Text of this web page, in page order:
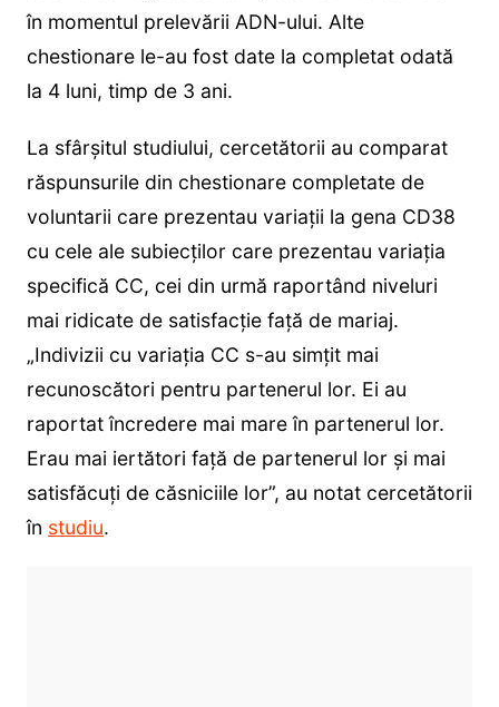
în momentul prelevării ADN-ului. Alte
chestionare le-au fost date la completat odată
la 4 luni, timp de 3 ani.
La sfârșitul studiului, cercetătorii au comparat
răspunsurile din chestionare completate de
voluntarii care prezentau variații la gena CD38
cu cele ale subiecților care prezentau variația
specifică CC, cei din urmă raportând niveluri
mai ridicate de satisfacție față de mariaj.
„Indivizii cu variația CC s-au simțit mai
recunoscători pentru partenerul lor. Ei au
raportat încredere mai mare în partenerul lor.
Erau mai iertători față de partenerul lor și mai
satisfăcuți de căsniciile lor”, au notat cercetătorii
în studiu.